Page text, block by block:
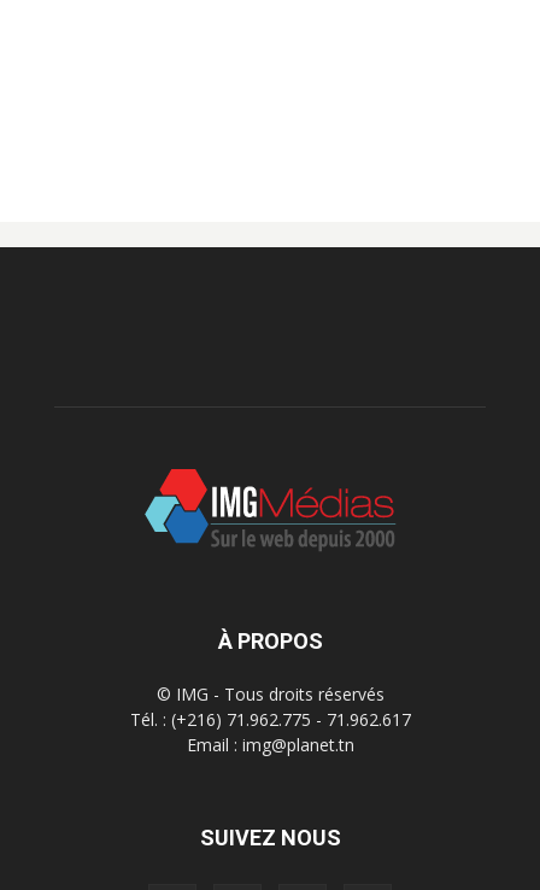
À PROPOS
© IMG - Tous droits réservés
Tél. : (+216) 71.962.775 - 71.962.617
Email : img@planet.tn
SUIVEZ NOUS